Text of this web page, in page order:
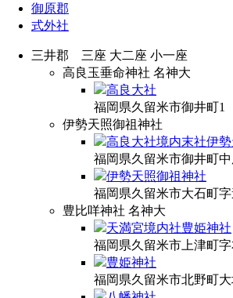
御原郡
式外社
三井郡 三座 大二座 小一座
高良玉垂命神社 名神大
高良大社
福岡県久留米市御井町1
伊勢天照御祖神社
高良大社境内末社伊
福岡県久留米市御井町中
伊勢天照御祖神社
福岡県久留米市大石町字
豊比咩神社 名神大
天満宮境内社豊姫神社
福岡県久留米市上津町字
豊姫神社
福岡県久留米市北野町